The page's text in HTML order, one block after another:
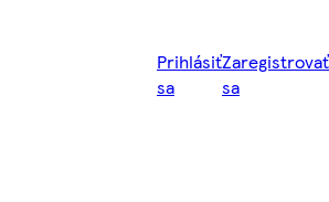
Prihlásiť
sa
Zaregistrovať
sa